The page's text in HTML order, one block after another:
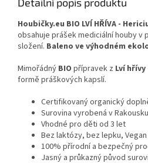
Houbičky.eu BIO LVÍ HŘÍVA -
obsahuje prášek mediciální houby v
složení. Baleno ve výhodném
Mimořádný BIO přípravek z Lví
formě práškových kapslí.
Certifikovaný organický
Surovina vyrobená v Rakousku
Vhodné pro děti od 3 let
Bez laktózy, bez lepku, Vegan
100% přírodní a bezpečný
Jasný a průkazný původ